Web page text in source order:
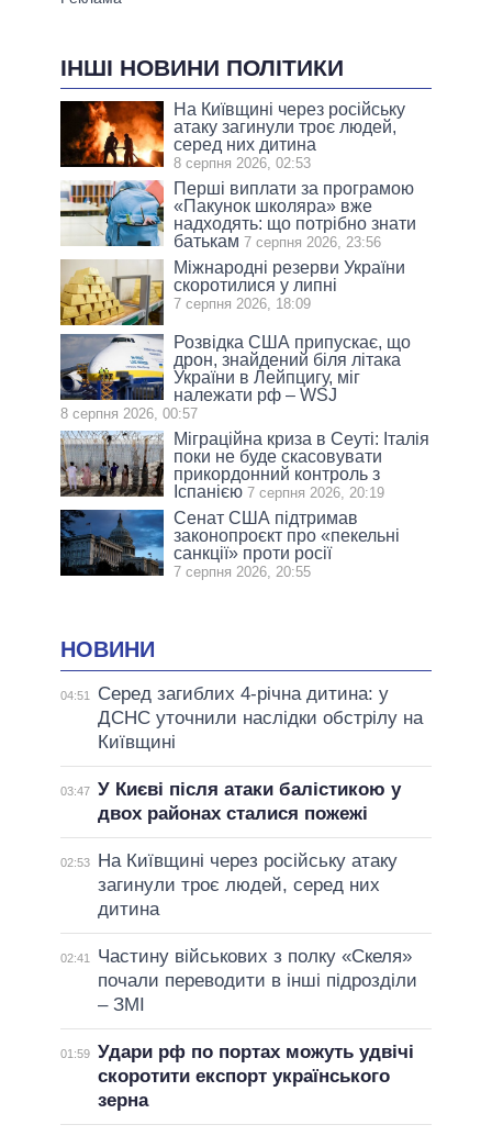
ІНШІ НОВИНИ ПОЛІТИКИ
На Київщині через російську
атаку загинули троє людей,
серед них дитина
8 серпня 2026, 02:53
Перші виплати за програмою
«Пакунок школяра» вже
надходять: що потрібно знати
батькам 7 серпня 2026, 23:56
Міжнародні резерви України
скоротилися у липні
7 серпня 2026, 18:09
Розвідка США припускає, що
дрон, знайдений біля літака
України в Лейпцигу, міг
належати рф – WSJ
8 серпня 2026, 00:57
Міграційна криза в Сеуті: Італія
поки не буде скасовувати
прикордонний контроль з
Іспанією 7 серпня 2026, 20:19
Сенат США підтримав
законопроєкт про «пекельні
санкції» проти росії
7 серпня 2026, 20:55
НОВИНИ
04:51
Серед загиблих 4-річна дитина: у
ДСНС уточнили наслідки обстрілу на
Київщині
03:47 У Києві після атаки балістикою у
двох районах сталися пожежі
02:53
На Київщині через російську атаку
загинули троє людей, серед них
дитина
02:41
Частину військових з полку «Скеля»
почали переводити в інші підрозділи
– ЗМІ
01:59 Удари рф по портах можуть удвічі
скоротити експорт українського
зерна